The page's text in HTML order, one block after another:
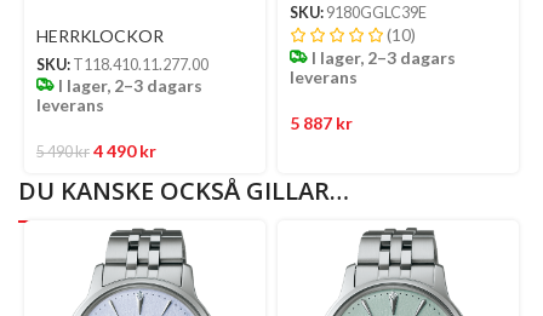
Urtavla Med Silverfärgad
Boett Och Meshlänk
HERRKLOCKOR
SKU: T118.410.11.277.00
I lager, 2–3 dagars
leverans
5 490kr 4 490kr
SKU: 9180GGLC39E
(10)
I lager, 2–3 dagars
leverans
5 887 kr
DU KANSKE OCKSÅ GILLAR…